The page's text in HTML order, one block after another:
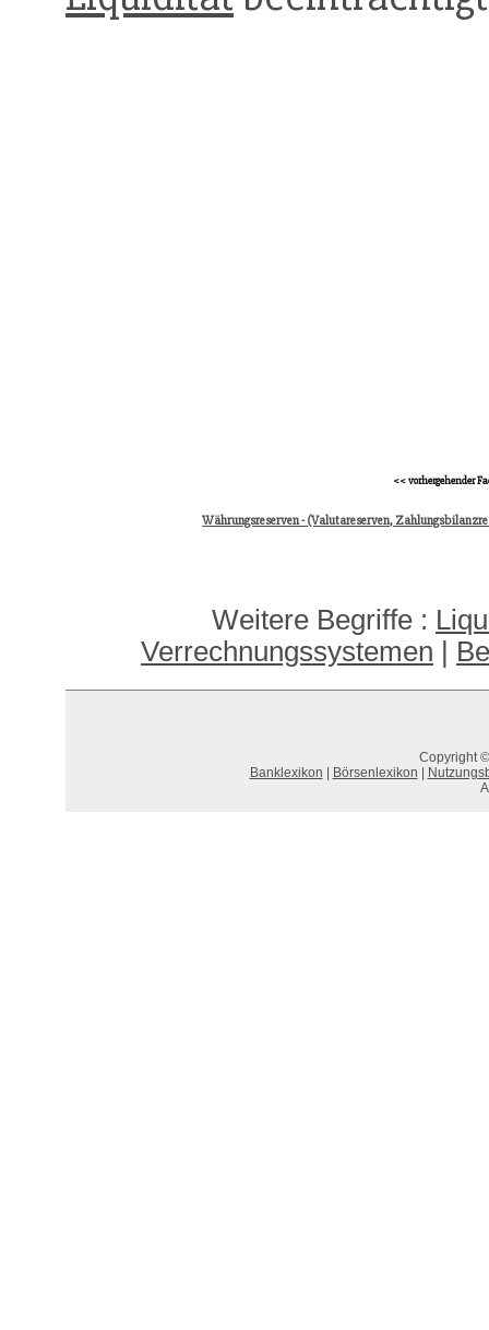
<< vorhergehender
Währungsreserven - (Valutareserven,
Weitere Begriffe :
Verrechnungssystemen
Copyright
Banklexikon
Börsenlexikon